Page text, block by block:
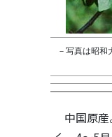
－写真は昭和
中国原産